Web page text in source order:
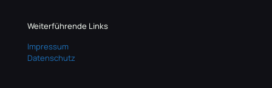
Weiterführende Links
Impressum
Datenschutz